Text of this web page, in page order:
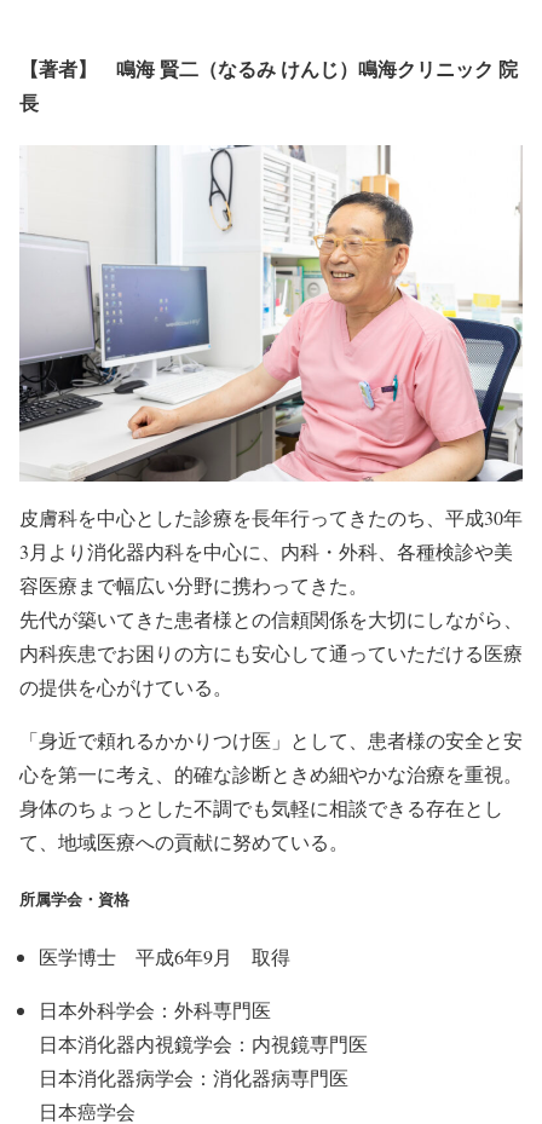
【著者】 鳴海 賢二（なるみ けんじ）鳴海クリニック 院
長
皮膚科を中心とした診療を長年行ってきたのち、平成30年
3月より消化器内科を中心に、内科・外科、各種検診や美
容医療まで幅広い分野に携わってきた。
先代が築いてきた患者様との信頼関係を大切にしながら、
内科疾患でお困りの方にも安心して通っていただける医療
の提供を心がけている。
「身近で頼れるかかりつけ医」として、患者様の安全と安
心を第一に考え、的確な診断ときめ細やかな治療を重視。
身体のちょっとした不調でも気軽に相談できる存在とし
て、地域医療への貢献に努めている。
所属学会・資格
医学博士 平成6年9月 取得
日本外科学会：外科専門医
日本消化器内視鏡学会：内視鏡専門医
日本消化器病学会：消化器病専門医
日本癌学会